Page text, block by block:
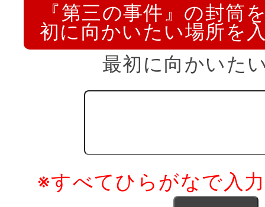
『第三の事件』の封筒
初に向かいたい場所を
最初に向かいた
※すべてひらがなで入